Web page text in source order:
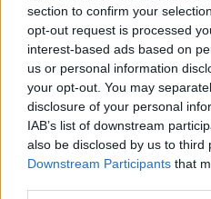
section to confirm your
opt-out request is processed
interest-based ads based on
us or personal information
your opt-out. You may
disclosure of your personal
IAB’s list of downstream
also be disclosed by us to third
Downstream Participants that
ΣΥΝΤΕΛΕΣΤΕΣ
Νατάσσα Μποφίλιου
Θέμης Καραμουρατίδης –
Γεράσιμος Ευαγγελάτος –
προγράμματος
ΜΟΥΣΙΚΟΙ: